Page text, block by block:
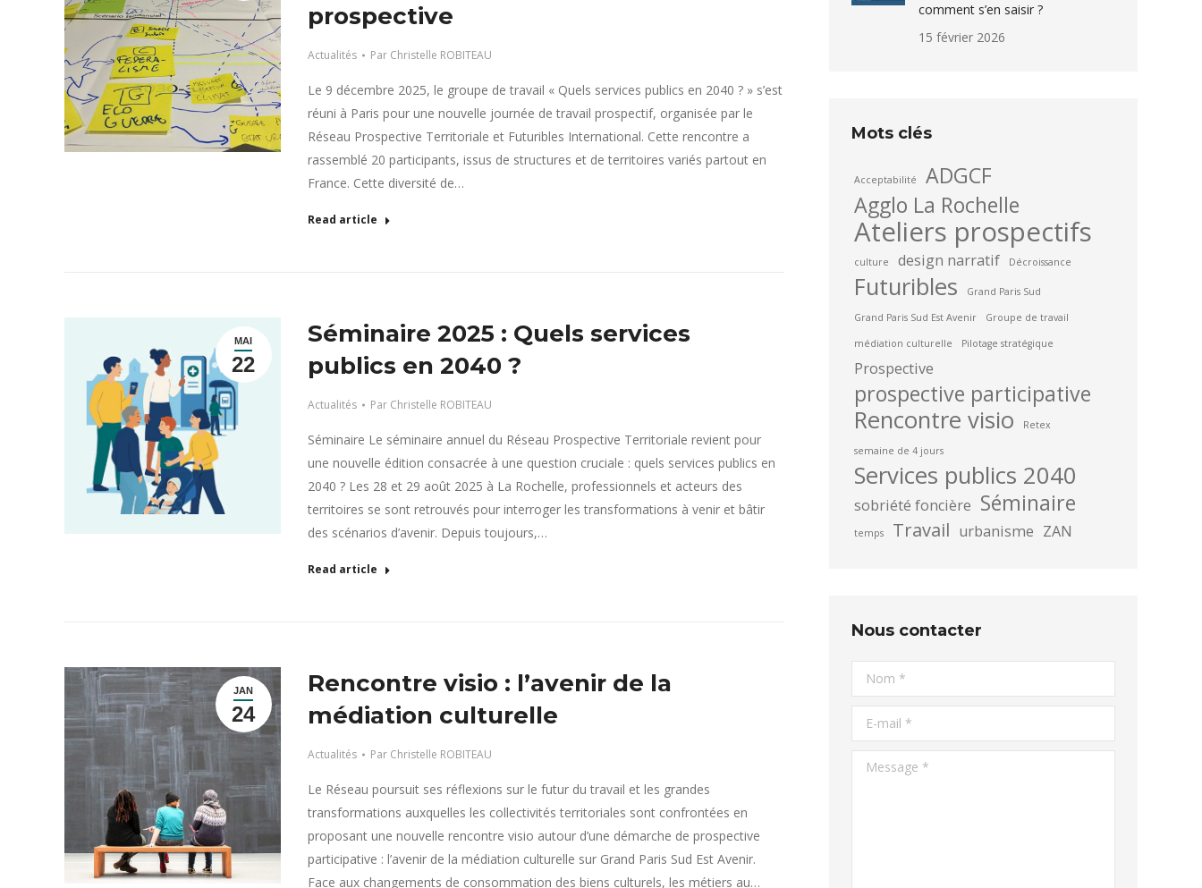
prospective
Actualités Par Christelle ROBITEAU
Le 9 décembre 2025, le groupe de travail « Quels services publics en 2040 ? » s’est
réuni à Paris pour une nouvelle journée de travail prospectif, organisée par le
Réseau Prospective Territoriale et Futuribles International. Cette rencontre a
rassemblé 20 participants, issus de structures et de territoires variés partout en
France. Cette diversité de…
Read article
MAI
22
Séminaire 2025 : Quels services
publics en 2040 ?
Actualités Par Christelle ROBITEAU
Séminaire Le séminaire annuel du Réseau Prospective Territoriale revient pour
une nouvelle édition consacrée à une question cruciale : quels services publics en
2040 ? Les 28 et 29 août 2025 à La Rochelle, professionnels et acteurs des
territoires se sont retrouvés pour interroger les transformations à venir et bâtir
des scénarios d’avenir. Depuis toujours,…
Read article
JAN
24
Rencontre visio : l’avenir de la
médiation culturelle
Actualités Par Christelle ROBITEAU
Le Réseau poursuit ses réflexions sur le futur du travail et les grandes
transformations auxquelles les collectivités territoriales sont confrontées en
proposant une nouvelle rencontre visio autour d’une démarche de prospective
participative : l’avenir de la médiation culturelle sur Grand Paris Sud Est Avenir.
Face aux changements de consommation des biens culturels, les métiers au…
comment s’en saisir ?
15 février 2026
Mots clés
Acceptabilité
ADGCF
Agglo La Rochelle
Ateliers prospectifs
culture design narratif Décroissance
Futuribles Grand Paris Sud
Grand Paris Sud Est Avenir Groupe de travail
médiation culturelle Pilotage stratégique
Prospective
prospective participative
Rencontre visio Retex
semaine de 4 jours
Services publics 2040
sobriété foncière Séminaire
temps Travail urbanisme ZAN
Nous contacter
Nom *
E-mail *
Message *